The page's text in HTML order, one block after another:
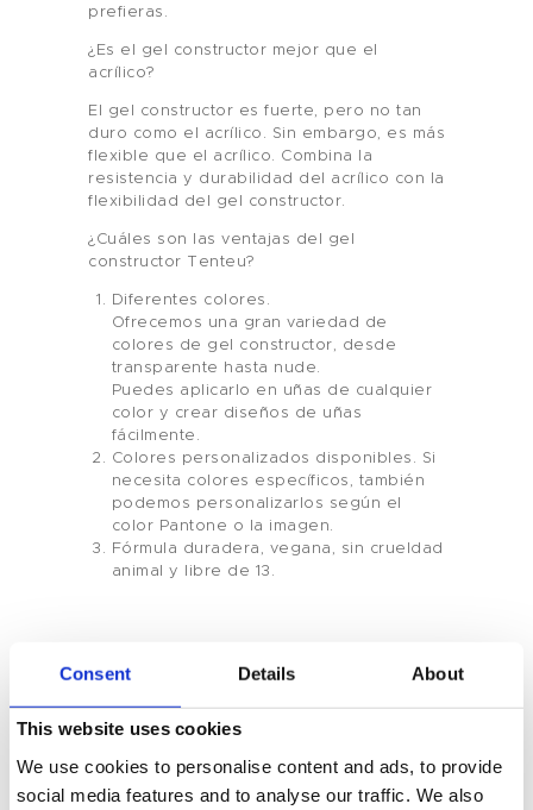
Consent Details About
This website uses cookies
We use cookies to personalise content and ads, to provide
social media features and to analyse our traffic. We also
Hogar
Producto
Marca Privada
Tenteu
Contacto
Blog
prefieras.
¿Es el gel constructor mejor que el
acrílico?
El gel constructor es fuerte, pero no tan
duro como el acrílico. Sin embargo, es más
flexible que el acrílico. Combina la
resistencia y durabilidad del acrílico con la
flexibilidad del gel constructor.
¿Cuáles son las ventajas del gel
constructor Tenteu?
Diferentes colores.
Ofrecemos una gran variedad de
colores de gel constructor, desde
transparente hasta nude.
Puedes aplicarlo en uñas de cualquier
color y crear diseños de uñas
fácilmente.
Colores personalizados disponibles. Si
necesita colores específicos, también
podemos personalizarlos según el
color Pantone o la imagen.
Fórmula duradera, vegana, sin crueldad
animal y libre de 13.
You May Also Like